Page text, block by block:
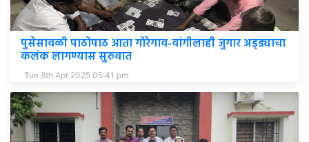
पुसेसावळी पाठोपाठ आता गोरेगाव-वांगीलाही जुगार अड्ड्याचा
कलंक लागण्यास सुरुवात
Tue 8th Apr 2025 05:41 pm